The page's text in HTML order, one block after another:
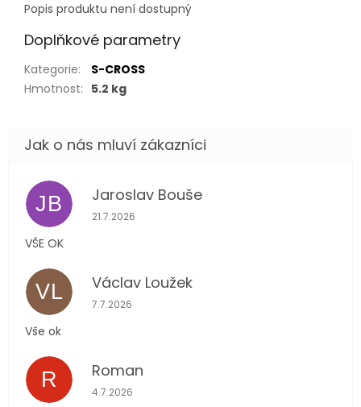
Popis produktu není dostupný
Doplňkové parametry
Kategorie:
S-CROSS
Hmotnost: 5.2 kg
JB Jaroslav Bouše
Hodnocení obchodu je 5 z 5 hvězdiček.
21.7.2026
VŠE OK
VL Václav Loužek
Hodnocení obchodu je 5 z 5 hvězdiček.
7.7.2026
Vše ok
R Roman
Hodnocení obchodu je 5 z 5 hvězdiček.
4.7.2026